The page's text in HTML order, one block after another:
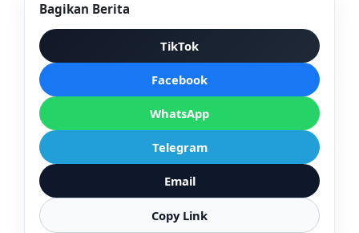
Bagikan Berita
TikTok
Facebook
WhatsApp
Telegram
Email
Copy Link